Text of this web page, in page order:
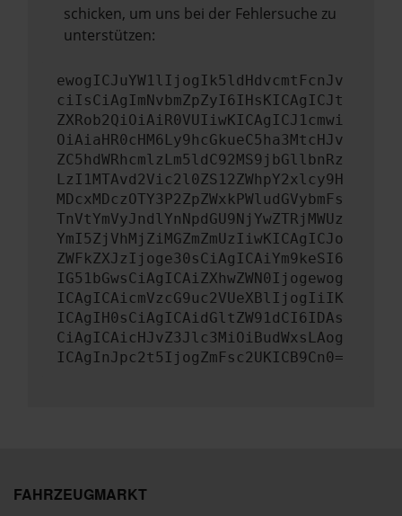
schicken, um uns bei der Fehlersuche zu
unterstützen:
ewogICJuYW1lIjogIk5ldHdvcmtFcnJv
ciIsCiAgImNvbmZpZyI6IHsKICAgICJt
ZXRob2QiOiAiR0VUIiwKICAgICJ1cmwi
OiAiaHR0cHM6Ly9hcGkueC5ha3MtcHJv
ZC5hdWRhcmlzLm5ldC92MS9jbGllbnRz
LzI1MTAvd2Vic2l0ZS12ZWhpY2xlcy9H
MDcxMDczOTY3P2ZpZWxkPWludGVybmFs
TnVtYmVyJndlYnNpdGU9NjYwZTRjMWUz
YmI5ZjVhMjZiMGZmZmUzIiwKICAgICJo
ZWFkZXJzIjoge30sCiAgICAiYm9keSI6
IG51bGwsCiAgICAiZXhwZWN0Ijogewog
ICAgICAicmVzcG9uc2VUeXBlIjogIiIK
ICAgIH0sCiAgICAidGltZW91dCI6IDAs
CiAgICAicHJvZ3Jlc3MiOiBudWxsLAog
ICAgInJpc2t5IjogZmFsc2UKICB9Cn0=
FAHRZEUGMARKT